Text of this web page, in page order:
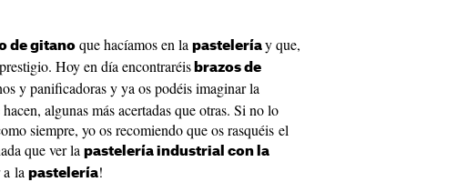
de gitano que hacíamos en la pastelería y que,
Hoy en día encontraréis brazos de
y panificadoras y ya os podéis imaginar la
algunas más acertadas que otras. Si no lo
siempre, yo os recomiendo que os rasquéis el
que ver la pastelería industrial con la
a la pastelería!